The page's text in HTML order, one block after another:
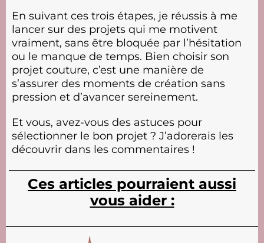
En suivant ces trois étapes, je réussis à me
lancer sur des projets qui me motivent
vraiment, sans être bloquée par l’hésitation
ou le manque de temps. Bien choisir son
projet couture, c’est une manière de
s’assurer des moments de création sans
pression et d’avancer sereinement.
Et vous, avez-vous des astuces pour
sélectionner le bon projet ? J’adorerais les
découvrir dans les commentaires !
Ces articles pourraient aussi
vous aider :